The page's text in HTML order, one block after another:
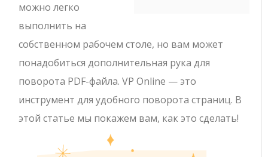
можно легко
выполнить на
собственном рабочем столе, но вам может
понадобиться дополнительная рука для
поворота PDF-файла. VP Online — это
инструмент для удобного поворота страниц. В
этой статье мы покажем вам, как это сделать!